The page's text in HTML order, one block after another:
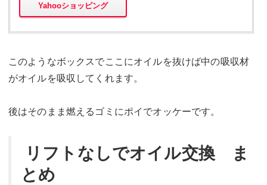
Yahooショッピング
このようなボックスでここにオイルを抜けば中の吸収材
がオイルを吸収してくれます。
後はそのまま燃えるゴミにポイでオッケーです。
リフトなしでオイル交換 ま
とめ